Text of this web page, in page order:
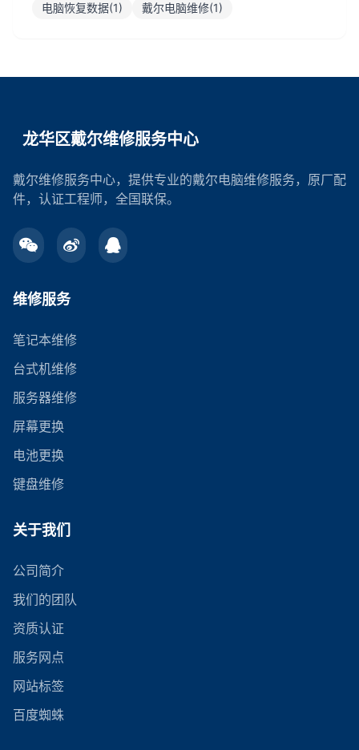
电脑恢复数据(1)
戴尔电脑维修(1)
龙华区戴尔维修服务中心
戴尔维修服务中心，提供专业的戴尔电脑维修服务，原厂配
件，认证工程师，全国联保。
维修服务
笔记本维修
台式机维修
服务器维修
屏幕更换
电池更换
键盘维修
关于我们
公司简介
我们的团队
资质认证
服务网点
网站标签
百度蜘蛛